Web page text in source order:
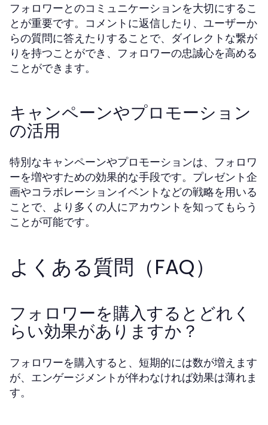
フォロワーとのコミュニケーションを大切にするこ
とが重要です。コメントに返信したり、ユーザーか
らの質問に答えたりすることで、ダイレクトな繋が
りを持つことができ、フォロワーの忠誠心を高める
ことができます。
キャンペーンやプロモーション
の活用
特別なキャンペーンやプロモーションは、フォロワ
ーを増やすための効果的な手段です。プレゼント企
画やコラボレーションイベントなどの戦略を用いる
ことで、より多くの人にアカウントを知ってもらう
ことが可能です。
よくある質問（FAQ）
フォロワーを購入するとどれく
らい効果がありますか？
フォロワーを購入すると、短期的には数が増えます
が、エンゲージメントが伴わなければ効果は薄れま
す。